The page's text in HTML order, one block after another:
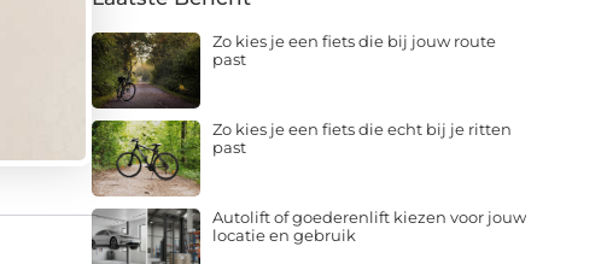
Zo kies je een fiets die bij jouw route
past
Zo kies je een fiets die echt bij je ritten
past
Autolift of goederenlift kiezen voor jouw
locatie en gebruik